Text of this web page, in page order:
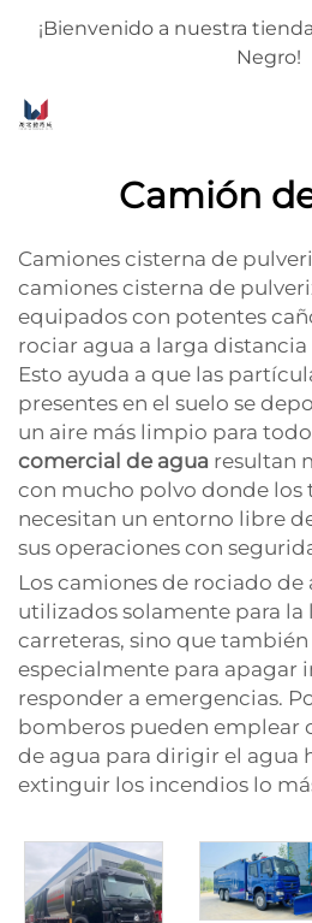
¡Bienvenido a nuestra
Negro!
Camión
Camiones cisterna de
camiones cisterna de
equipados con potentes
rociar agua a larga
Esto ayuda a que las
presentes en el suelo se
un aire más limpio para
comercial de agua resultan
con mucho polvo donde los
necesitan un entorno libre
sus operaciones con
Los camiones de rociado de
utilizados solamente para la
carreteras, sino que también
especialmente para apagar
responder a emergencias.
bomberos pueden emplear
de agua para dirigir el agua
extinguir los incendios lo